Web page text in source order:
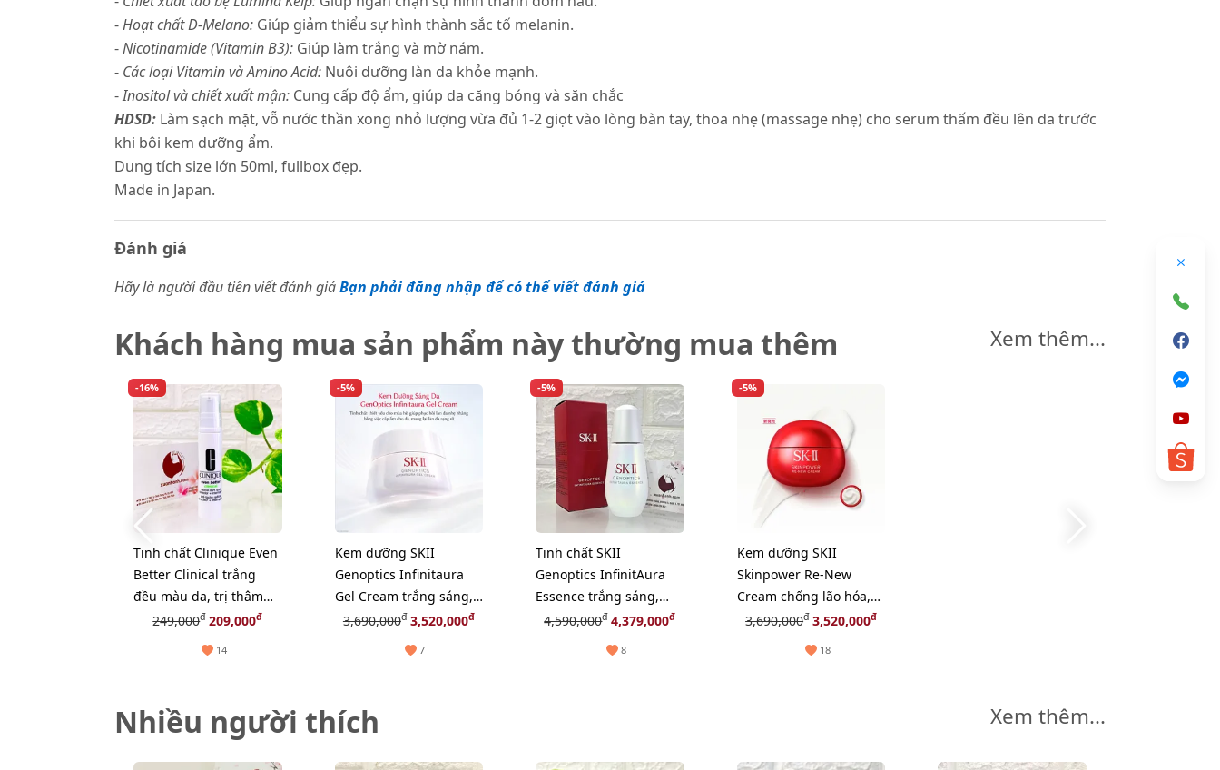
-Hoạt chất D-Melano: Giúp giảm thiểu sự hình thành sắc tố melanin.
-Nicotinamide (Vitamin B3): Giúp làm trắng và mờ nám.
- Các loại Vitamin và Amino Acid: Nuôi dưỡng làn da khỏe mạnh.
-Inositol và chiết xuất mận: Cung cấp độ ẩm, giúp da căng bóng và săn chắc
HDSD: Làm sạch mặt, vỗ nước thần xong nhỏ lượng vừa đủ 1-2 giọt vào lòng bàn tay, thoa nhẹ (massage nhẹ) cho serum thấm đều lên da trước
khi bôi kem dưỡng ẩm.
Dung tích size lớn 50ml, fullbox đẹp.
Made in Japan.
Đánh giá
Hãy là người đầu tiên viết đánh giáBạn phải đăng nhập để có thể viết đánh giá
Khách hàng mua sản phẩm này thường mua thêm Xem thêm...
-16%
Tinh chất Clinique Even
Better Clinical trắng
đều màu da, trị thâm
nám, 10ml
249,000đ209,000đ
14
-5%
Kem dưỡng SKII
Genoptics Infinitaura
Gel Cream trắng sáng,
căng mọng da, 50g
3,690,000đ3,520,000đ
7
-5%
Tinh chất SKII
Genoptics InfinitAura
Essence trắng sáng,
căng mọng đều màu
4,590,000đ4,379,000đ
8
-5%
Kem dưỡng SKII
Skinpower Re-New
Cream chống lão hóa,
phục hồi nuôi dưỡng
3,690,000đ 3,520,000đ
18
Nhiều người thích Xem thêm...